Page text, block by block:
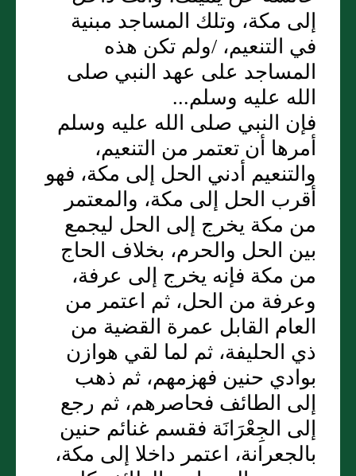
إلى مكة، وتلك المساجد مبنية
في التنعيم، /ولم تكن هذه
المساجد على عهد النبي صلى
الله عليه وسلم‏.‏‏.‏‏.‏
فإن النبي صلى الله عليه وسلم
أمرها أن تعتمر من التنعيم،
والتنعيم أدني الحل إلى مكة، فهو
أقرب الحل إلى مكة، والمعتمر
من مكة يخرج إلى الحل ليجمع
بين الحل والحرم، بخلاف الحاج
من مكة فإنه يخرج إلى عرفة،
وعرفة من الحل، ثم اعتمر من
العام القابل عمرة القضية من
ذي الحليفة، ثم لما لقي هوازن
بوادي حنين فهزمهم، ثم ذهب
إلى الطائف فحاصرهم، ثم رجع
إلى الجِعْرَانَة فقسم غنائم حنين
بالجعرانة، اعتمر داخلا إلى مكة،